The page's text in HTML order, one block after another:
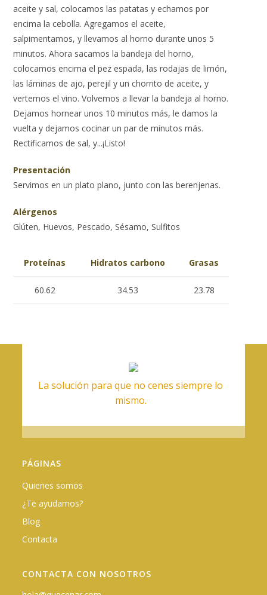
aceite y sal, colocamos las patatas y echamos por
encima la cebolla. Agregamos el aceite,
salpimentamos, y llevamos al horno durante unos 5
minutos. Ahora sacamos la bandeja del horno,
colocamos encima el pez espada, las rodajas de limón,
las láminas de ajo, perejil y un chorrito de aceite, y
vertemos el vino. Volvemos a llevar la bandeja al horno.
Dejamos hornear unos 10 minutos más, le damos la
vuelta y dejamos cocinar un par de minutos más.
Rectificamos de sal, y...¡Listo!
Presentación
Servimos en un plato plano, junto con las berenjenas.
Alérgenos
Glúten, Huevos, Pescado, Sésamo, Sulfitos
Proteínas Hidratos carbono Grasas
60.62 34.53 23.78
La solución para que no cenes siempre lo
mismo.
PÁGINAS
Quienes somos
¿Te ayudamos?
Blog
Contacta
CONTACTA CON NOSOTROS